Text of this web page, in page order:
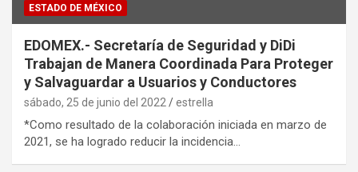
ESTADO DE MÉXICO
EDOMEX.- Secretaría de Seguridad y DiDi
Trabajan de Manera Coordinada Para Proteger
y Salvaguardar a Usuarios y Conductores
sábado, 25 de junio del 2022 estrella
*Como resultado de la colaboración iniciada en marzo de
2021, se ha logrado reducir la incidencia…